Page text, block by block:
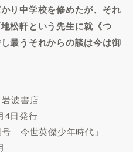
り中学校を修めたが、それ
松軒という先生に就《つ
最うそれからの談は今は御
波書店
日発行
今世英傑少年時代」